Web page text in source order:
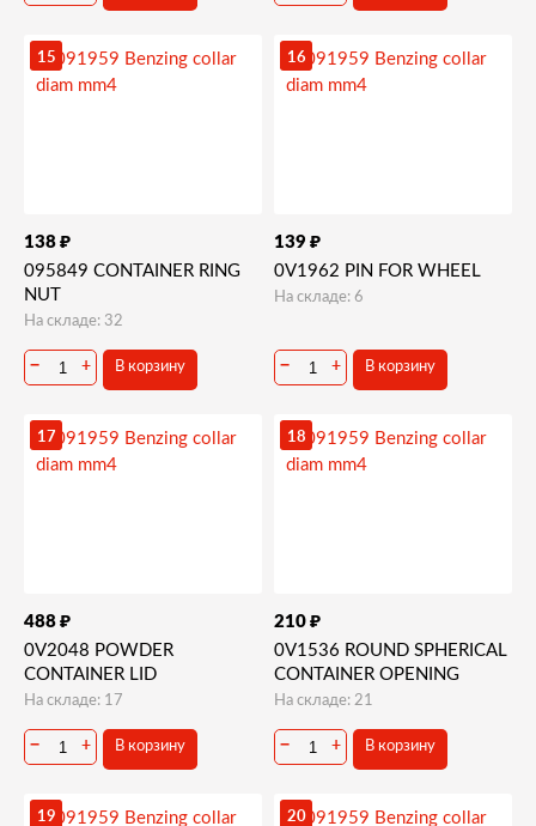
15
138 ₽
095849 CONTAINER RING
NUT
На складе: 32
− + В корзину
16
139 ₽
0V1962 PIN FOR WHEEL
На складе: 6
− + В корзину
17
488 ₽
0V2048 POWDER
CONTAINER LID
На складе: 17
− + В корзину
18
210 ₽
0V1536 ROUND SPHERICAL
CONTAINER OPENING
На складе: 21
− + В корзину
19 20